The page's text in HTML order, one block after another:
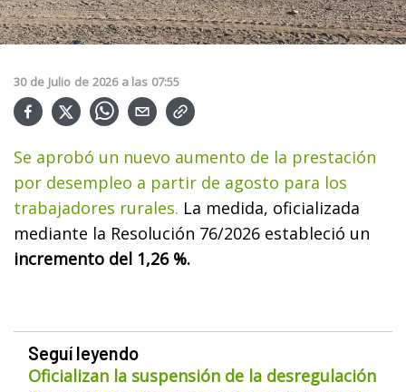
30 de Julio de 2026 a las 07:55
Se aprobó un nuevo aumento de la prestación
por desempleo a partir de agosto para los
trabajadores rurales. La medida, oficializada
mediante la Resolución 76/2026 estableció un
incremento del 1,26 %.
Seguí leyendo
Oficializan la suspensión de la desregulación